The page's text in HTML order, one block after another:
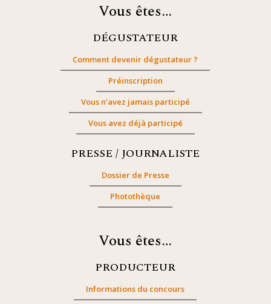
Vous êtes…
DÉGUSTATEUR
Comment devenir dégustateur ?
Préinscription
Vous n’avez jamais participé
Vous avez déjà participé
PRESSE / JOURNALISTE
Dossier de Presse
Photothèque
Vous êtes…
PRODUCTEUR
Informations du concours